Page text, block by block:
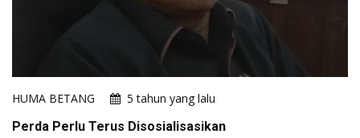
HUMA BETANG
5 tahun yang lalu
Perda Perlu Terus Disosialisasikan